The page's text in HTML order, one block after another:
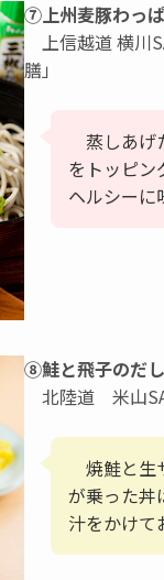
⑦上州麦豚わっ
上信越道 横川
膳」
蒸しあげ
をトッピン
ヘルシーに
⑧鮭と飛子のだ
北陸道 米山
焼鮭と生
が乗った丼
汁をかけて